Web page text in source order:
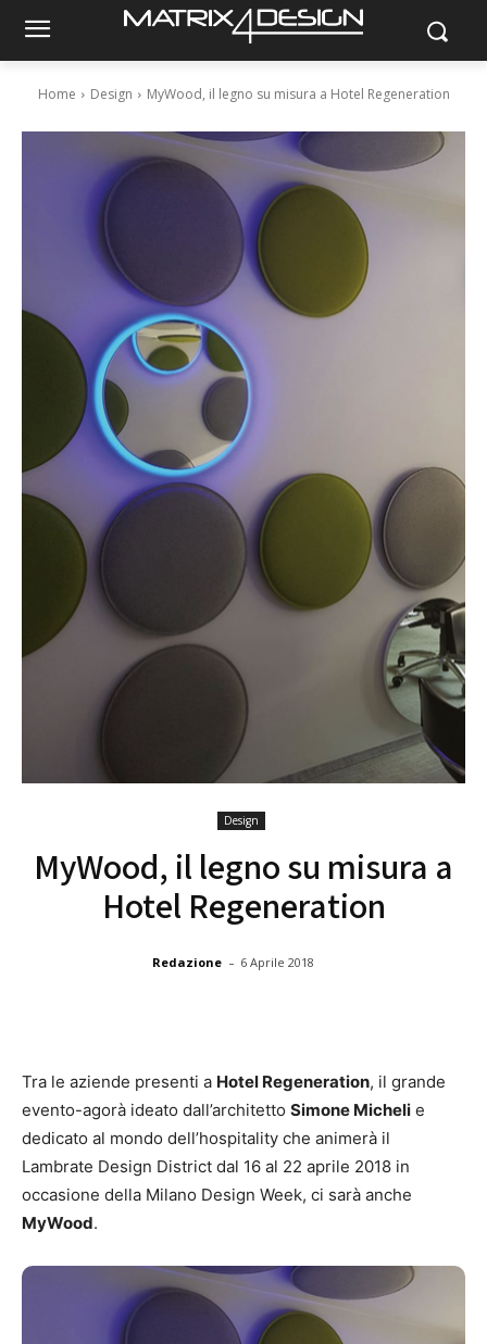
Home Design MyWood, il legno su misura a Hotel Regeneration
Design
MyWood, il legno su misura a
Hotel Regeneration
Redazione - 6 Aprile 2018
Tra le aziende presenti a Hotel Regeneration, il grande
evento-agorà ideato dall’architetto Simone Micheli e
dedicato al mondo dell’hospitality che animerà il
Lambrate Design District dal 16 al 22 aprile 2018 in
occasione della Milano Design Week, ci sarà anche
MyWood.